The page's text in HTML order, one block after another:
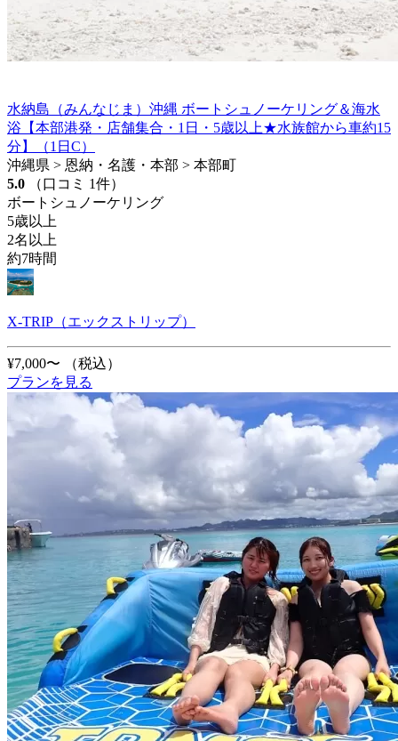
水納島（みんなじま）沖縄 ボートシュノーケリング＆海水
浴【本部港発・店舗集合・1日・5歳以上★水族館から車約15
分】（1日C）
沖縄県 > 恩納・名護・本部 > 本部町
5.0
（口コミ 1件）
ボートシュノーケリング
5歳以上
2名以上
約7時間
X-TRIP（エックストリップ）
¥7,000〜
（税込）
プランを見る